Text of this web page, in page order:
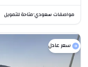
مواصفات سعودي•متاحة للتمويل
سعر عادل